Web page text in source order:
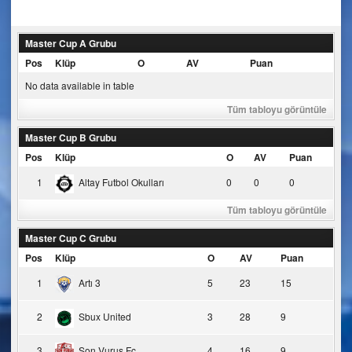
Master Cup A Grubu
Pos
Klüp O AV Puan
No data available in table
Tüm tabloyu görüntüle
Master Cup B Grubu
Pos
Klüp O AV Puan
1 Altay Futbol Okulları 0 0 0
Tüm tabloyu görüntüle
Master Cup C Grubu
Pos
Klüp O AV Puan
1 Artı 3 5 23 15
2 Sbux United 3 28 9